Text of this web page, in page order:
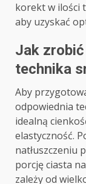
korekt w ilości
aby uzyskać
Jak
technika
Aby
odpowiednia
idealną
elastyczność.
natłuszczeniu
porcję ciasta
zależy od